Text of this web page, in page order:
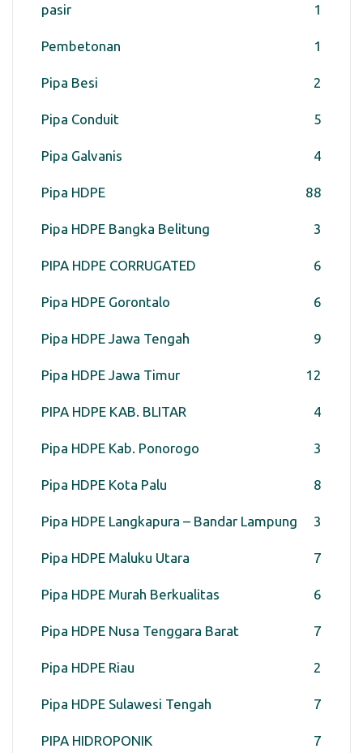
pasir 1
Pembetonan 1
Pipa Besi 2
Pipa Conduit 5
Pipa Galvanis 4
Pipa HDPE 88
Pipa HDPE Bangka Belitung 3
PIPA HDPE CORRUGATED 6
Pipa HDPE Gorontalo 6
Pipa HDPE Jawa Tengah 9
Pipa HDPE Jawa Timur 12
PIPA HDPE KAB. BLITAR 4
Pipa HDPE Kab. Ponorogo 3
Pipa HDPE Kota Palu 8
Pipa HDPE Langkapura – Bandar Lampung 3
Pipa HDPE Maluku Utara 7
Pipa HDPE Murah Berkualitas 6
Pipa HDPE Nusa Tenggara Barat 7
Pipa HDPE Riau 2
Pipa HDPE Sulawesi Tengah 7
PIPA HIDROPONIK 7